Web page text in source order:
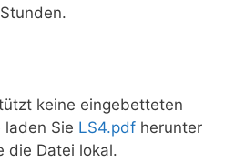
keine eingebetteten
laden Sie LS4.pdf herunter
die Datei lokal.